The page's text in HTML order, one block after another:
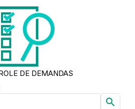
DE DEMANDAS
search